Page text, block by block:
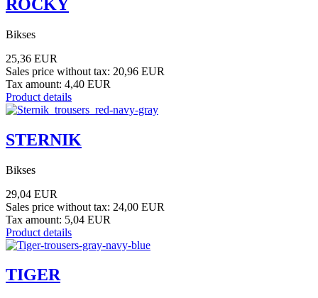
ROCKY
Bikses
25,36 EUR
Sales price without tax: 20,96 EUR
Tax amount: 4,40 EUR
Product details
STERNIK
Bikses
29,04 EUR
Sales price without tax: 24,00 EUR
Tax amount: 5,04 EUR
Product details
TIGER